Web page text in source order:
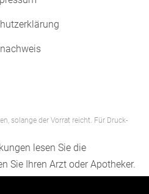
solange der Vorrat reicht. Für Druck-
lesen Sie die
Sie Ihren Arzt oder Apotheker.